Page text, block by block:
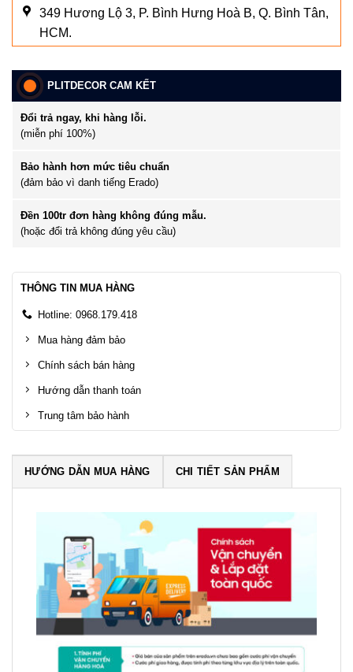
349 Hương Lộ 3, P. Bình Hưng Hoà B, Q. Bình Tân,
HCM.
PLITDECOR CAM KẾT
Đổi trả ngay, khi hàng lỗi.
(miễn phí 100%)
Bảo hành hơn mức tiêu chuẩn
(đảm bảo vì danh tiếng Erado)
Đền 100tr đơn hàng không đúng mẫu.
(hoặc đổi trả không đúng yêu cầu)
THÔNG TIN MUA HÀNG
Hotline: 0968.179.418
Mua hàng đảm bảo
Chính sách bán hàng
Hướng dẫn thanh toán
Trung tâm bảo hành
HƯỚNG DẪN MUA HÀNG CHI TIẾT SẢN PHẨM